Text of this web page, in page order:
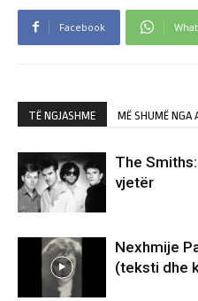
Facebook
TË NGJASHME MË SHUMË NGA
The
vjetër
Nexhmije
(teksti dhe